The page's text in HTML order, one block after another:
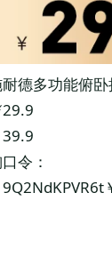
德多功能俯
29.9
39.9
令：
9Q2NdKPVR6t